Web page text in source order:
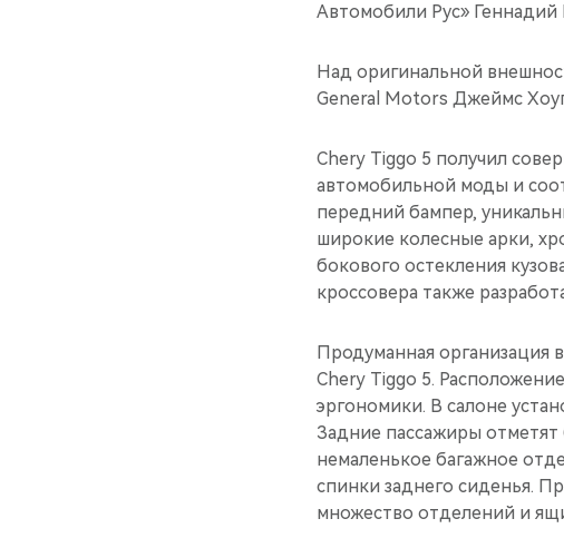
Автомобили Рус» Геннадий
Над оригинальной
General Motors Джеймс
Chery Tiggo 5 получил
автомобильной моды и
передний бампер,
широкие колесные арки,
бокового остекления
кроссовера также
Продуманная организация
Chery Tiggo 5.
эргономики. В салоне
Задние пассажиры
немаленькое багажное
спинки заднего сиденья.
множество отделений и